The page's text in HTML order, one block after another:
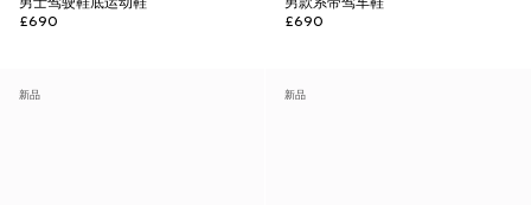
£690
£690
新品 新品